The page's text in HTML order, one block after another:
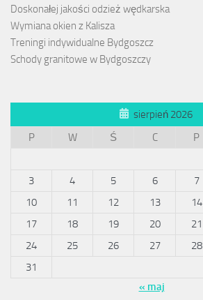
Doskonałej jakości odzież wędkarska
Wymiana okien z Kalisza
Treningi indywidualne Bydgoszcz
Schody granitowe w Bydgoszczy
sierpień 2026
P
W Ś C P
3
4 5 6 7
10
11 12 13 14
17
18 19 20 21
24
25 26 27 28
31
« maj